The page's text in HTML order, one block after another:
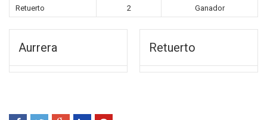
Retuerto
2 Ganador
Aurrera Retuerto